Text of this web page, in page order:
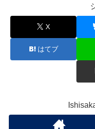
X
はてブ